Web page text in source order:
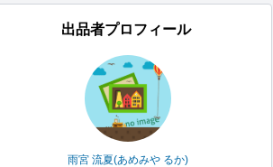
出品者プロフィール
雨宮 流夏(あめみや るか)